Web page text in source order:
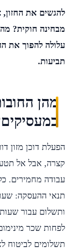
להגשים את
מבחינה חוקית?
עלולה להפוך את
תביעות.
מהן
הפעלת דוכן מזון
קצרה, אבל אל
עבודה מחמירים.
תנאי ההעסקה:
ותשלום עבור
תשלומים לביטוח